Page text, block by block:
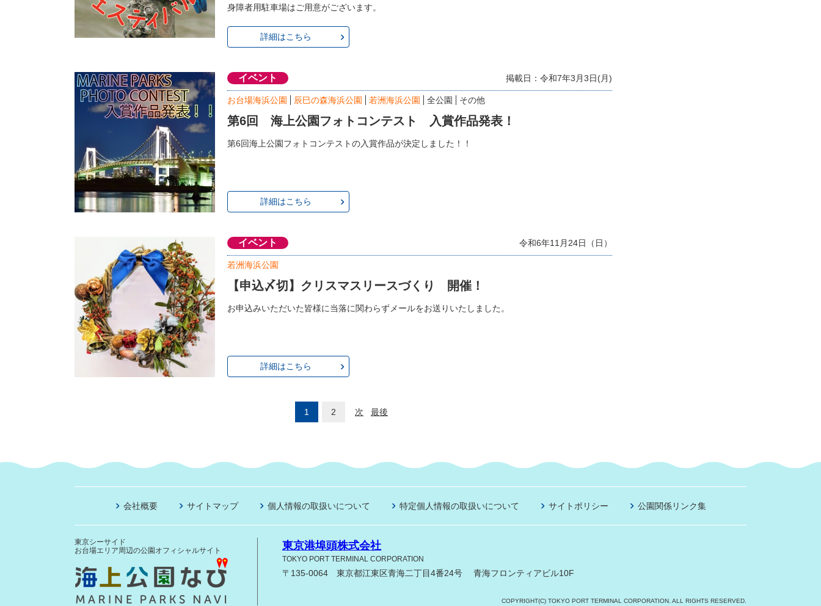
身障者用駐車場はご用意がございます。
詳細はこちら
イベント 掲載日：令和7年3月3日(月)
お台場海浜公園 辰巳の森海浜公園 若洲海浜公園 全公園 その他
第6回 海上公園フォトコンテスト 入賞作品発表！
第6回海上公園フォトコンテストの入賞作品が決定しました！！
詳細はこちら
イベント 令和6年11月24日（日）
若洲海浜公園
【申込〆切】クリスマスリースづくり 開催！
お申込みいただいた皆様に当落に関わらずメールをお送りいたしました。
詳細はこちら
1 2 次 最後
会社概要 サイトマップ 個人情報の取扱いについて 特定個人情報の取扱いについて サイトポリシー 公園関係リンク集
東京港埠頭株式会社
TOKYO PORT TERMINAL CORPORATION
〒135-0064 東京都江東区青海二丁目4番24号 青海フロンティアビル10F
東京シーサイド
お台場エリア周辺の公園オフィシャルサイト
COPYRIGHT(C) TOKYO PORT TERMINAL CORPORATION. ALL RIGHTS RESERVED.